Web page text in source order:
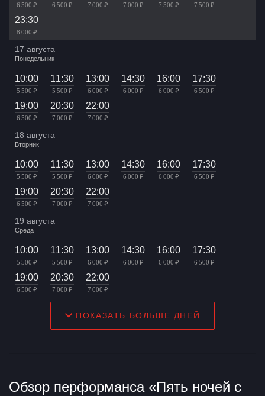
6 500 ₽ 6 500 ₽ 7 000 ₽ 7 000 ₽ 7 500 ₽ 7 500 ₽
23:30
8 000 ₽
17 августа
Понедельник
10:00
5 500 ₽
11:30
5 500 ₽
13:00
6 000 ₽
14:30
6 000 ₽
16:00
6 000 ₽
17:30
6 500 ₽
19:00
6 500 ₽
20:30
7 000 ₽
22:00
7 000 ₽
18 августа
Вторник
10:00
5 500 ₽
11:30
5 500 ₽
13:00
6 000 ₽
14:30
6 000 ₽
16:00
6 000 ₽
17:30
6 500 ₽
19:00
6 500 ₽
20:30
7 000 ₽
22:00
7 000 ₽
19 августа
Среда
10:00
5 500 ₽
11:30
5 500 ₽
13:00
6 000 ₽
14:30
6 000 ₽
16:00
6 000 ₽
17:30
6 500 ₽
19:00
6 500 ₽
20:30
7 000 ₽
22:00
7 000 ₽
ПОКАЗАТЬ БОЛЬШЕ ДНЕЙ
Обзор перформанса «Пять ночей с